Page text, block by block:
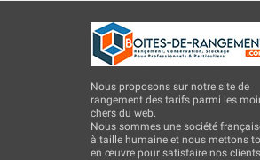
Nous proposons sur notre site de
rangement des tarifs parmi les
chers du web.
Nous sommes une société
à taille humaine et nous mettons
en œuvre pour satisfaire nos